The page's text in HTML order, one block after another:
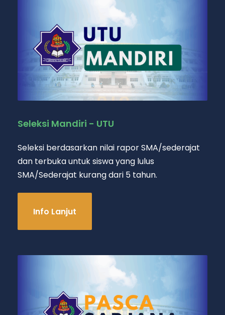
Seleksi Mandiri - UTU
Seleksi berdasarkan nilai rapor SMA/sederajat
dan terbuka untuk siswa yang lulus
SMA/Sederajat kurang dari 5 tahun.
Info Lanjut